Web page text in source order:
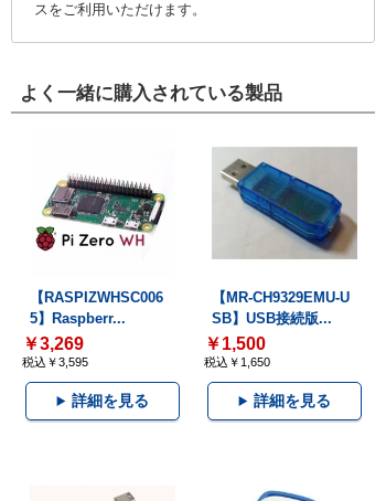
スをご利用いただけます。
よく一緒に購入されている製品
【RASPIZWHSC006
5】Raspberr...
￥3,269
税込￥3,595
詳細を見る
【MR-CH9329EMU-U
SB】USB接続版...
￥1,500
税込￥1,650
詳細を見る